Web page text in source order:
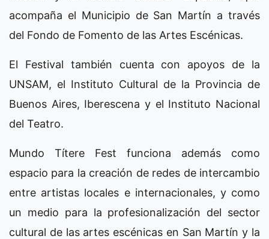
acompaña el Municipio de San Martín a través
del Fondo de Fomento de las Artes Escénicas.
El Festival también cuenta con apoyos de la
UNSAM, el Instituto Cultural de la Provincia de
Buenos Aires, Iberescena y el Instituto Nacional
del Teatro.
Mundo Títere Fest funciona además como
espacio para la creación de redes de intercambio
entre artistas locales e internacionales, y como
un medio para la profesionalización del sector
cultural de las artes escénicas en San Martín y la